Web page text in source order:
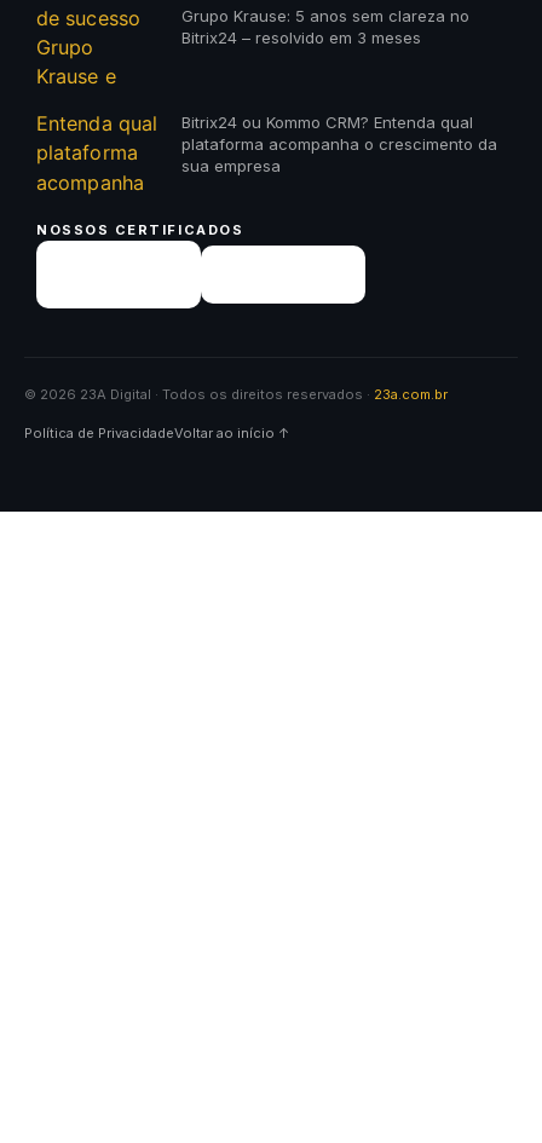
Grupo Krause: 5 anos sem clareza no
Bitrix24 – resolvido em 3 meses
Bitrix24 ou Kommo CRM? Entenda qual
plataforma acompanha o crescimento da
sua empresa
NOSSOS CERTIFICADOS
© 2026 23A Digital · Todos os direitos reservados · 23a.com.br
Política de PrivacidadeVoltar ao início ↑